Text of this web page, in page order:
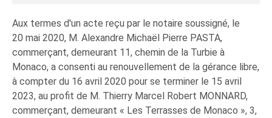
Aux termes d'un acte reçu par le notaire soussigné, le
20 mai 2020, M. Alexandre Michaël Pierre PASTA,
commerçant, demeurant 11, chemin de la Turbie à
Monaco, a consenti au renouvellement de la gérance libre,
à compter du 16 avril 2020 pour se terminer le 15 avril
2023, au profit de M. Thierry Marcel Robert MONNARD,
commerçant, demeurant « Les Terrasses de Monaco », 3,